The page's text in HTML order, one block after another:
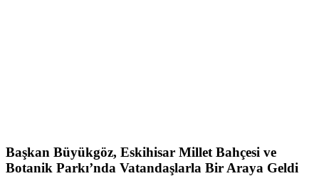
Başkan Büyükgöz, Eskihisar Millet Bahçesi ve
Botanik Parkı’nda Vatandaşlarla Bir Araya Geldi